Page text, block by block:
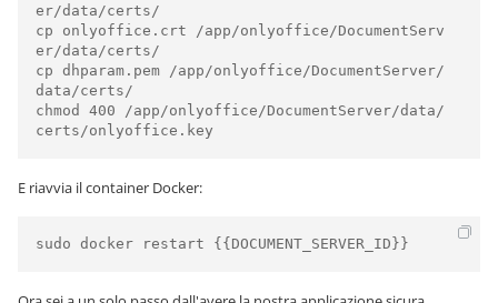
er/data/certs/
cp onlyoffice.crt /app/onlyoffice/DocumentServ
er/data/certs/
cp dhparam.pem /app/onlyoffice/DocumentServer/
data/certs/
chmod 400 /app/onlyoffice/DocumentServer/data/
E riavvia il container Docker: